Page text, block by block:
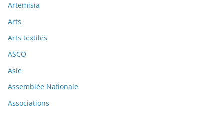
Artemisia
Arts
Arts textiles
ASCO
Asie
Assemblée Nationale
Associations